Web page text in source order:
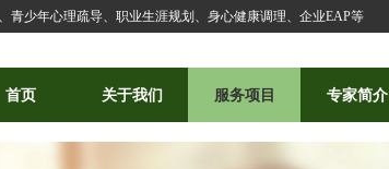
少年心理疏导、职业生涯规划、身心健康调理、企业EAP等
首页 关于我们 服务项目 专家简介